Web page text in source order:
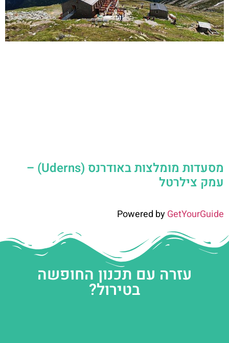
מסעדות מומלצות באודרנס (Uderns) –
עמק צילרטל
Powered byGetYourGuide
עזרה עם תכנון החופשה
בטירול?